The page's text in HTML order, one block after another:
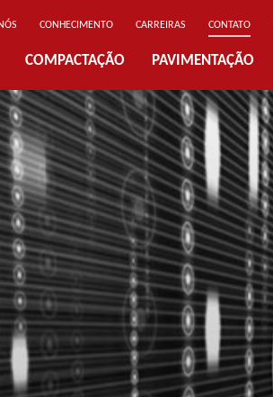
CONHECIMENTO CARREIRAS CONTATO
COMPACTAÇÃO PAVIMENTAÇÃO